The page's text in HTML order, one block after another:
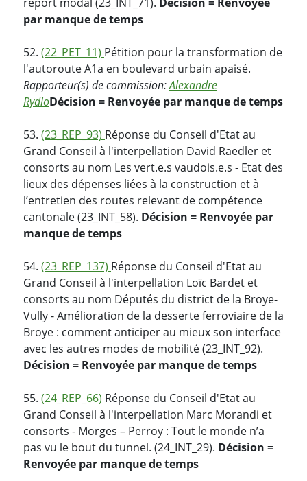
par manque de temps
52. (22_PET_11) Pétition pour la transformation de
l'autoroute A1a en boulevard urbain apaisé.
Rapporteur(s) de commission:Alexandre
RydloDécision = Renvoyée par manque de temps
53. (23_REP_93) Réponse du Conseil d'Etat au
Grand Conseil à l'interpellation David Raedler et
consorts au nom Les vert.e.s vaudois.e.s - Etat des
lieux des dépenses liées à la construction et à
l’entretien des routes relevant de compétence
cantonale (23_INT_58). Décision = Renvoyée par
manque de temps
54. (23_REP_137) Réponse du Conseil d'Etat au
Grand Conseil à l'interpellation Loïc Bardet et
consorts au nom Députés du district de la Broye-
Vully - Amélioration de la desserte ferroviaire de la
Broye : comment anticiper au mieux son interface
avec les autres modes de mobilité (23_INT_92).
Décision = Renvoyée par manque de temps
55. (24_REP_66) Réponse du Conseil d'Etat au
Grand Conseil à l'interpellation Marc Morandi et
consorts - Morges – Perroy : Tout le monde n’a
pas vu le bout du tunnel. (24_INT_29). Décision =
Renvoyée par manque de temps